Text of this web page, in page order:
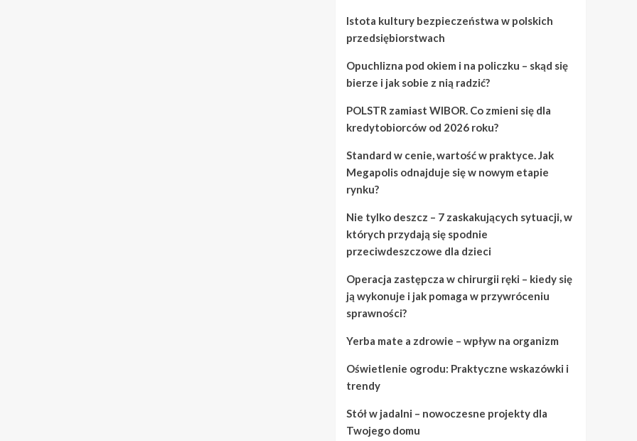
Istota kultury bezpieczeństwa w polskich
przedsiębiorstwach
Opuchlizna pod okiem i na policzku – skąd się
bierze i jak sobie z nią radzić?
POLSTR zamiast WIBOR. Co zmieni się dla
kredytobiorców od 2026 roku?
Standard w cenie, wartość w praktyce. Jak
Megapolis odnajduje się w nowym etapie
rynku?
Nie tylko deszcz – 7 zaskakujących sytuacji, w
których przydają się spodnie
przeciwdeszczowe dla dzieci
Operacja zastępcza w chirurgii ręki – kiedy się
ją wykonuje i jak pomaga w przywróceniu
sprawności?
Yerba mate a zdrowie – wpływ na organizm
Oświetlenie ogrodu: Praktyczne wskazówki i
trendy
Stół w jadalni – nowoczesne projekty dla
Twojego domu